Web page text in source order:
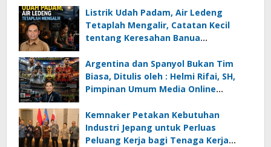
Listrik Udah Padam, Air Ledeng
Tetaplah Mengalir, Catatan Kecil
tentang Keresahan Banua
Ancaman Lingkungan, Oleh : Helmi
Rifai, SH
Argentina dan Spanyol Bukan Tim
Biasa, Ditulis oleh : Helmi Rifai, SH,
Pimpinan Umum Media Online
Kemnaker Petakan Kebutuhan
Industri Jepang untuk Perluas
Peluang Kerja bagi Tenaga Kerja